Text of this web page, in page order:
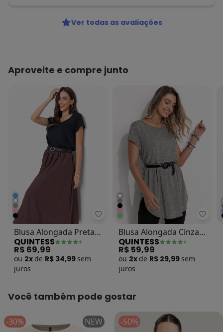
Ver todas as avaliações
Aproveite e compre junto
Quintess - Blusa Alongada Preta
Blusa Alongada Preta
com Decote V
QUINTESS
R$ 69,99
ou 2x de R$ 34,99 sem
juros
Blusa Alongada Cinza
com Barra
Arrendondada
QUINTESS
R$ 59,99
ou 2x de R$ 29,99 sem
juros
Você também pode gostar
-30% NEW -50%